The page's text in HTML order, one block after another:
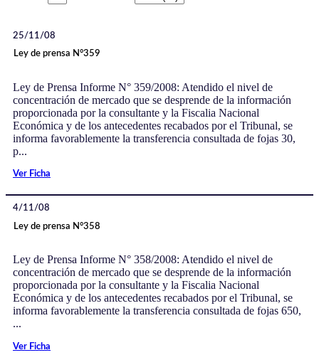
25/11/08
Ley de prensa N°359
Ley de Prensa Informe N° 359/2008: Atendido el nivel de
concentración de mercado que se desprende de la información
proporcionada por la consultante y la Fiscalia Nacional
Económica y de los antecedentes recabados por el Tribunal, se
informa favorablemente la transferencia consultada de fojas 30,
p...
Ver Ficha
4/11/08
Ley de prensa N°358
Ley de Prensa Informe N° 358/2008: Atendido el nivel de
concentración de mercado que se desprende de la información
proporcionada por la consultante y la Fiscalia Nacional
Económica y de los antecedentes recabados por el Tribunal, se
informa favorablemente la transferencia consultada de fojas 650,
...
Ver Ficha